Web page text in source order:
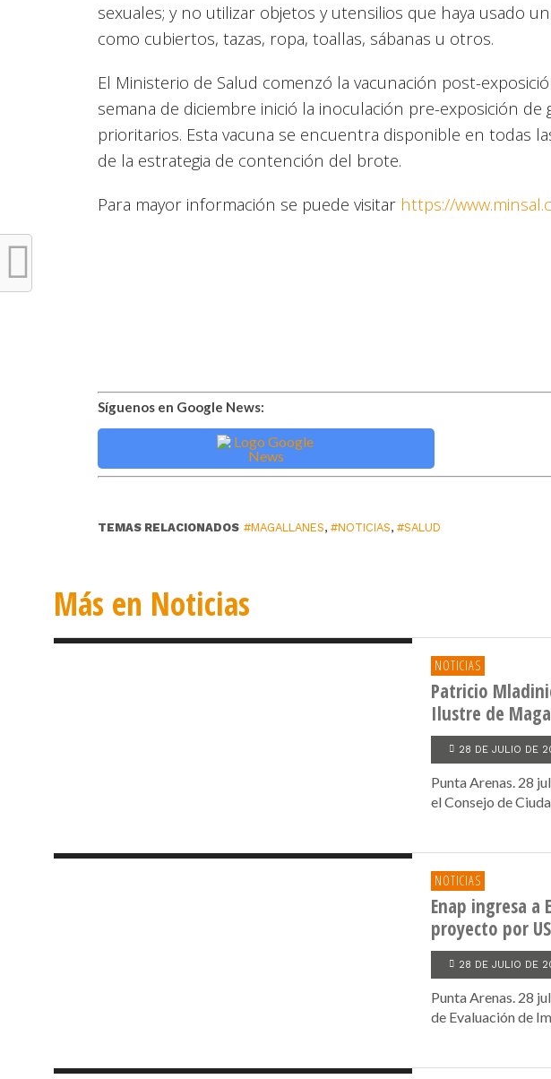
sexuales; y no utilizar objetos y utensilios que haya usado
como cubiertos, tazas, ropa, toallas, sábanas u otros.
El Ministerio de Salud comenzó la vacunación post-
semana de diciembre inició la inoculación pre-exposición
prioritarios. Esta vacuna se encuentra disponible en todas
de la estrategia de contención del brote.
Para mayor información se puede visitar https://
Síguenos en Google News:
TEMAS RELACIONADOS #MAGALLANES,#NOTICIAS,#SALUD
Más en Noticias
NOTICIAS
Patricio
Ilustre de
28 DE JULIO DE
Punta Arenas. 28
el Consejo de
NOTICIAS
Enap ingresa a
proyecto por
28 DE JULIO DE
Punta Arenas. 28
de Evaluación de